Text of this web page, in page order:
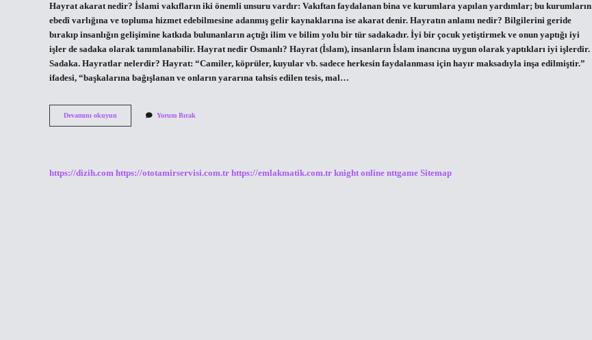
Hayrat akarat nedir? İslami vakıfların iki önemli unsuru vardır: Vakıftan faydalanan bina ve kurumlara yapılan yardımlar; bu kurumların
ebedî varlığına ve topluma hizmet edebilmesine adanmış gelir kaynaklarına ise akarat denir. Hayratın anlamı nedir? Bilgilerini geride
bırakıp insanlığın gelişimine katkıda bulunanların açtığı ilim ve bilim yolu bir tür sadakadır. İyi bir çocuk yetiştirmek ve onun yaptığı iyi
işler de sadaka olarak tanımlanabilir. Hayrat nedir Osmanlı? Hayrat (İslam), insanların İslam inancına uygun olarak yaptıkları iyi işlerdir.
Sadaka. Hayratlar nelerdir? Hayrat: “Camiler, köprüler, kuyular vb. sadece herkesin faydalanması için hayır maksadıyla inşa edilmiştir.”
ifadesi, “başkalarına bağışlanan ve onların yararına tahsis edilen tesis, mal…
Devamını okuyun
Ve
Yorum Bırak
https://dizih.com https://ototamirservisi.com.tr https://emlakmatik.com.tr knight online nttgame Sitemap